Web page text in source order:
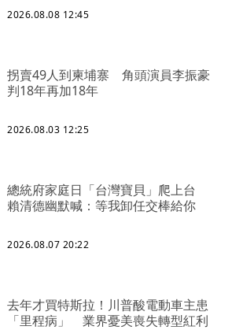
2026.08.08 12:45
拐賣49人到柬埔寨 角頭演員李振豪
判18年再加18年
2026.08.03 12:25
總統府家庭日「台灣寶貝」爬上台
賴清德幽默喊：等我卸任交棒給你
2026.08.07 20:22
去年才買特斯拉！川普酸電動車主患
「里程病」 業界憂美喪失轉型紅利